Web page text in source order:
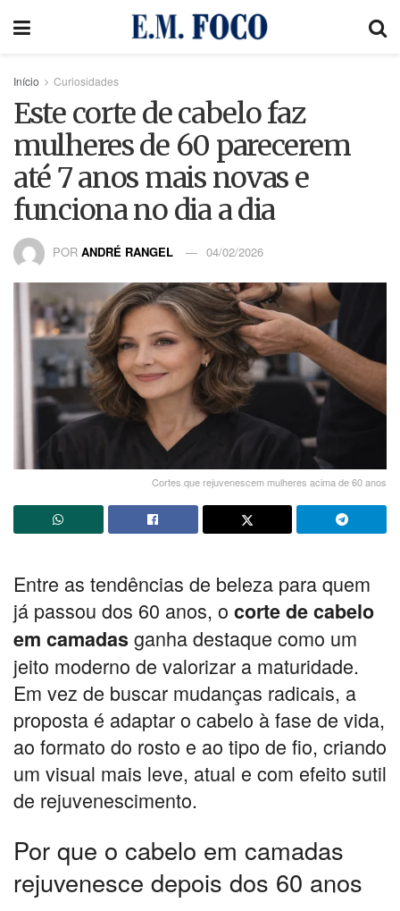
Início Curiosidades
Este corte de cabelo faz
mulheres de 60 parecerem
até 7 anos mais novas e
funciona no dia a dia
POR ANDRÉ RANGEL 04/02/2026
Cortes que rejuvenescem mulheres acima de 60 anos
Entre as tendências de beleza para quem
já passou dos 60 anos, o corte de cabelo
em camadasganha destaque como um
jeito moderno de valorizar a maturidade.
Em vez de buscar mudanças radicais, a
proposta é adaptar o cabelo à fase de vida,
ao formato do rosto e ao tipo de fio, criando
um visual mais leve, atual e com efeito sutil
de rejuvenescimento.
Por que o cabelo em camadas
rejuvenesce depois dos 60 anos